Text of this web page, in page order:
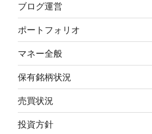
ブログ運営
ポートフォリオ
マネー全般
保有銘柄状況
売買状況
投資方針